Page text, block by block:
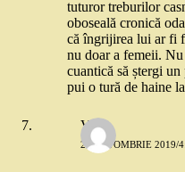
tuturor treburilor
oboseală cronică
că îngrijirea lui ar fi
nu doar a femeii.
cuantică să ștergi
pui o tură de haine
V.
28 OCTOMBRIE 2019/